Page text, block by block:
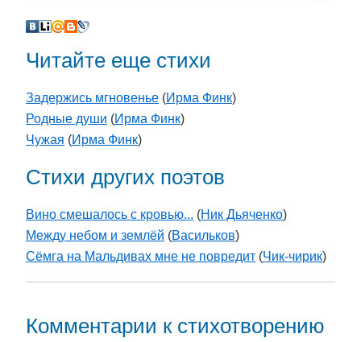
Читайте еще стихи
Задержись мгновенье (Ирма Финк)
Родные души (Ирма Финк)
Чужая (Ирма Финк)
Стихи других поэтов
Вино смешалось с кровью... (Ник Дьяченко)
Между небом и землёй (Васильков)
Сёмга на Мальдивах мне не повредит (Чик-чирик)
Комментарии к стихотворению